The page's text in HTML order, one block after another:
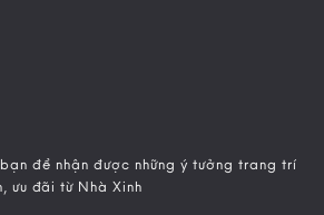
để nhận được những ý tưởng trang trí
ưu đãi từ Nhà Xinh